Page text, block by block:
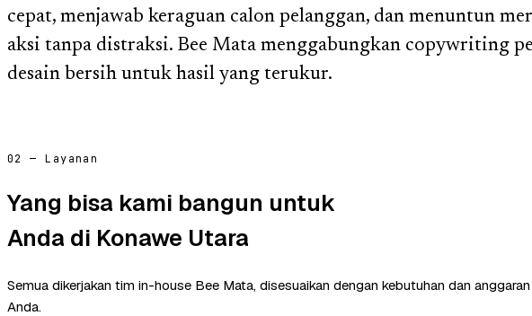
cepat, menjawab keraguan calon pelanggan, dan menuntun
aksi tanpa distraksi. Bee Mata menggabungkan copywriting
desain bersih untuk hasil yang terukur.
02 — Layanan
Yang bisa kami bangun untuk
Anda di Konawe Utara
Semua dikerjakan tim in-house Bee Mata, disesuaikan dengan kebutuhan dan anggaran
Anda.